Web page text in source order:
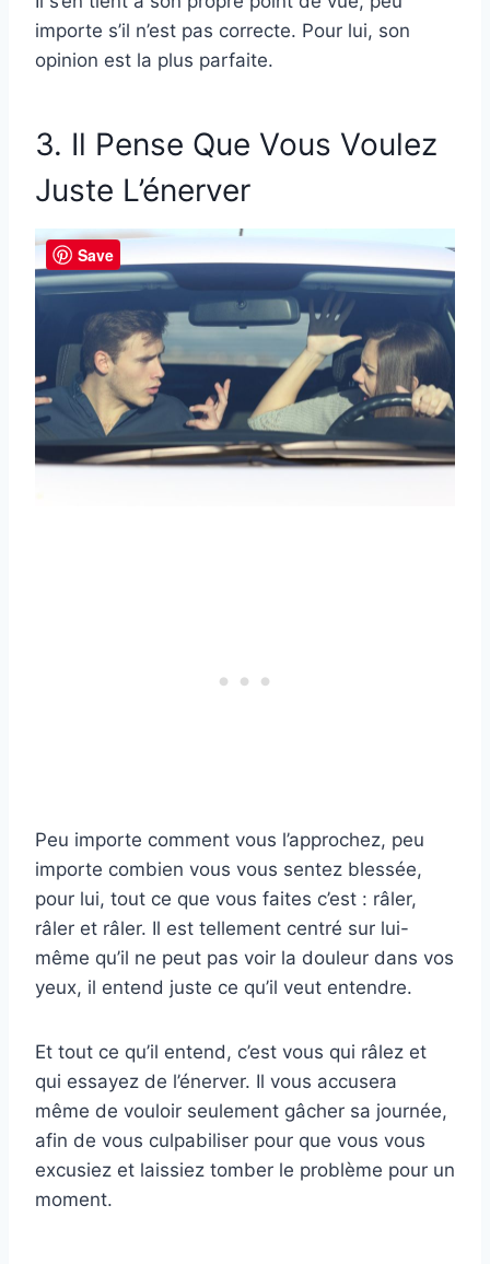
importe s’il n’est pas correcte. Pour lui, son
opinion est la plus parfaite.
3. Il Pense Que Vous Voulez
Juste L’énerver
Peu importe comment vous l’approchez, peu
importe combien vous vous sentez blessée,
pour lui, tout ce que vous faites c’est : râler,
râler et râler. Il est tellement centré sur lui-
même qu’il ne peut pas voir la douleur dans vos
yeux, il entend juste ce qu’il veut entendre.
Et tout ce qu’il entend, c’est vous qui râlez et
qui essayez de l’énerver. Il vous accusera
même de vouloir seulement gâcher sa journée,
afin de vous culpabiliser pour que vous vous
excusiez et laissiez tomber le problème pour un
moment.
Save